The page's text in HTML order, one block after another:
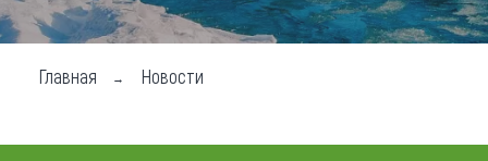
Чем заняться
Где остановиться
Главная Новости